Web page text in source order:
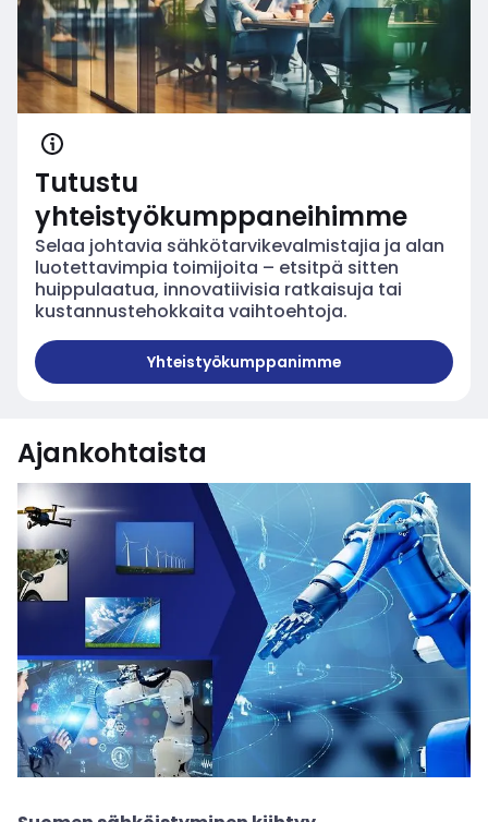
Tutustu
yhteistyökumppaneihimme
Selaa johtavia sähkötarvikevalmistajia ja alan
luotettavimpia toimijoita – etsitpä sitten
huippulaatua, innovatiivisia ratkaisuja tai
kustannustehokkaita vaihtoehtoja.
Tutustu
Yhteistyökumppanimme
Ajankohtaista